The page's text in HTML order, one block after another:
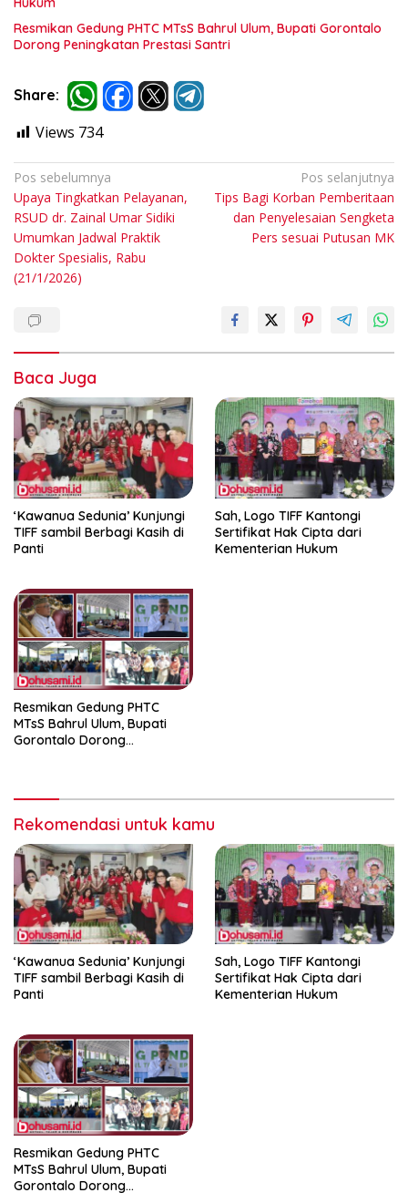
Resmikan Gedung PHTC MTsS Bahrul Ulum, Bupati Gorontalo
Dorong Peningkatan Prestasi Santri
Share:
Views 734
Navigasi
pos
Pos sebelumnya
Upaya Tingkatkan Pelayanan,
RSUD dr. Zainal Umar Sidiki
Umumkan Jadwal Praktik
Dokter Spesialis, Rabu
(21/1/2026)
Pos selanjutnya
Tips Bagi Korban Pemberitaan
dan Penyelesaian Sengketa
Pers sesuai Putusan MK
Baca Juga
‘Kawanua Sedunia’ Kunjungi
TIFF sambil Berbagi Kasih di
Panti
Sah, Logo TIFF Kantongi
Sertifikat Hak Cipta dari
Kementerian Hukum
Resmikan Gedung PHTC
MTsS Bahrul Ulum, Bupati
Gorontalo Dorong
Rekomendasi untuk kamu
‘Kawanua Sedunia’ Kunjungi
TIFF sambil Berbagi Kasih di
Panti
Sah, Logo TIFF Kantongi
Sertifikat Hak Cipta dari
Kementerian Hukum
Resmikan Gedung PHTC
MTsS Bahrul Ulum, Bupati
Gorontalo Dorong